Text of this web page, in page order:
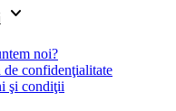
keyboard_arrow_down
noi?
de confidenţialitate
şi condiţii